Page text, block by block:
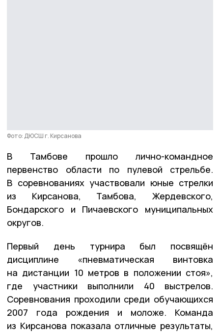
Фото: ДЮСШ г. Кирсанова
В Тамбове прошло лично-командное
первенство области по пулевой стрельбе.
В соревнованиях участвовали юные стрелки
из Кирсанова, Тамбова, Жердевского,
Бондарского и Пичаевского муниципальных
округов.
Первый день турнира был посвящён
дисциплине «пневматическая винтовка
на дистанции 10 метров в положении стоя»,
где участники выполнили 40 выстрелов.
Соревнования проходили среди обучающихся
2007 года рождения и моложе. Команда
из Кирсанова показала отличные результаты,